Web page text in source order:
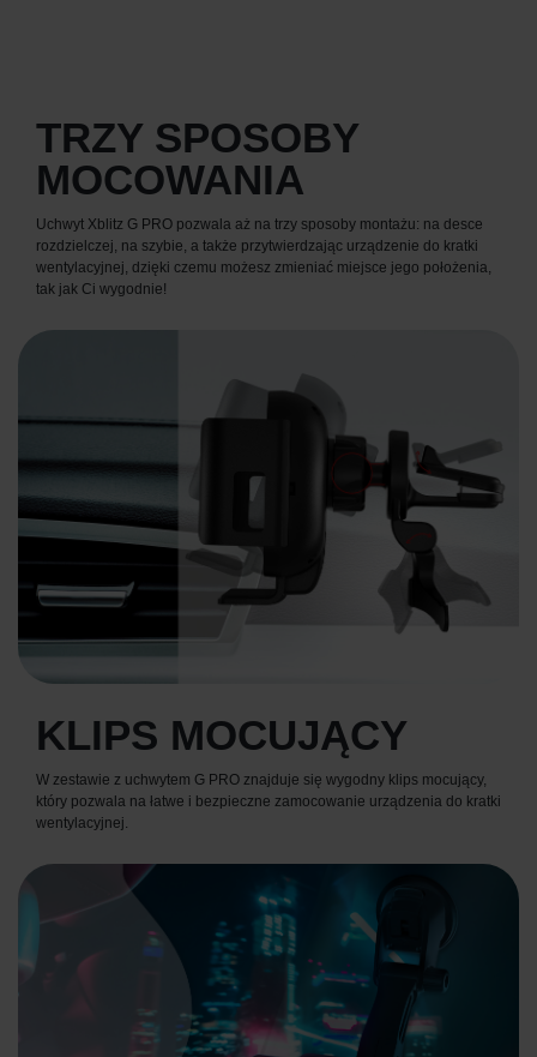
TRZY SPOSOBY
MOCOWANIA
Uchwyt Xblitz G PRO pozwala aż na trzy sposoby montażu: na desce
rozdzielczej, na szybie, a także przytwierdzając urządzenie do kratki
wentylacyjnej, dzięki czemu możesz zmieniać miejsce jego położenia,
tak jak Ci wygodnie!
KLIPS MOCUJĄCY
W zestawie z uchwytem G PRO znajduje się wygodny klips mocujący,
który pozwala na łatwe i bezpieczne zamocowanie urządzenia do kratki
wentylacyjnej.